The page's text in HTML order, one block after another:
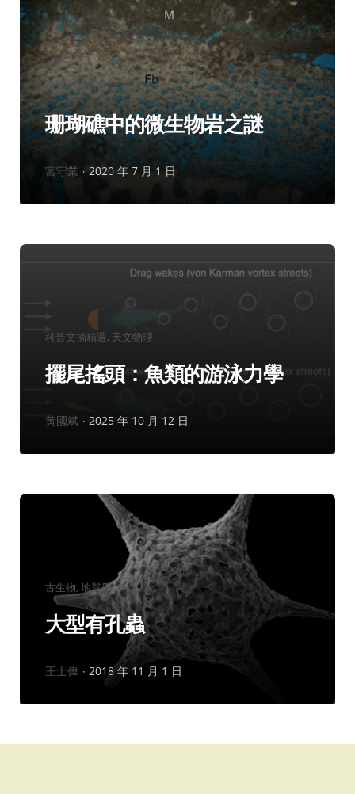
分
類：
科普文摘精選 岩礦
珊瑚礁中的微生物岩之謎
作
宮守業 2020 年 7 月 1 日
分
類：
科普文摘精選 天文物理
擺尾搖頭：魚類的游泳力學
作
黃國斌 2025 年 10 月 12 日
分
類：
古生物 地質學
大型有孔蟲
作
王士偉 2018 年 11 月 1 日